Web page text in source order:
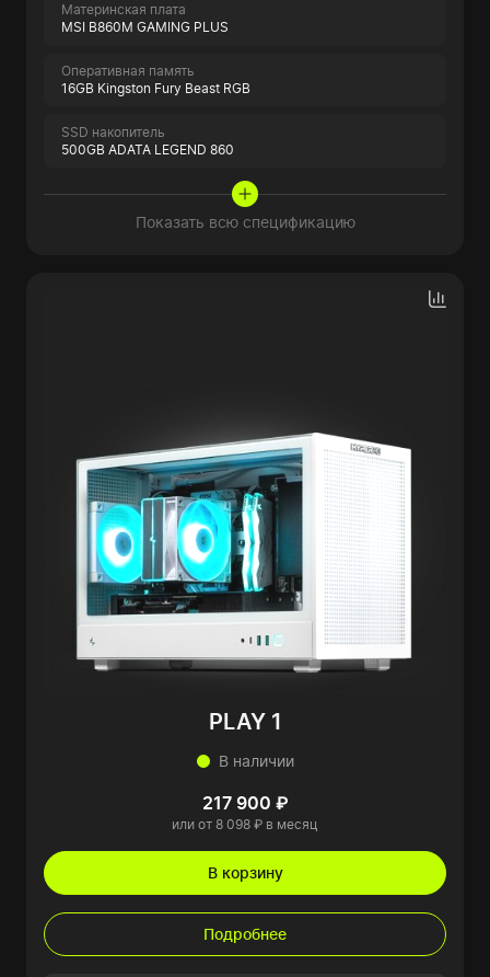
Материнская плата
MSI B860M GAMING PLUS
Оперативная память
16GB Kingston Fury Beast RGB
SSD накопитель
500GB ADATA LEGEND 860
Показать всю спецификацию
PLAY 1
В наличии
217 900 ₽
или от 8 098 ₽ в месяц
В корзину
Подробнее